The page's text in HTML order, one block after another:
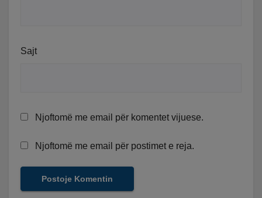
Sajt
Njoftomë me email për komentet vijuese.
Njoftomë me email për postimet e reja.